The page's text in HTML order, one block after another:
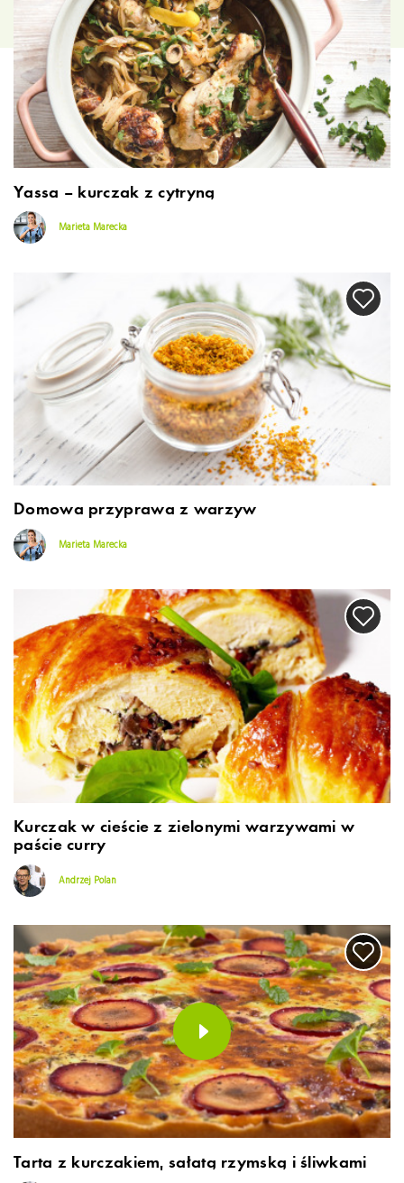
Yassa – kurczak z cytryną
Marieta Marecka
Domowa przyprawa z warzyw
Marieta Marecka
Kurczak w cieście z zielonymi warzywami w
paście curry
Andrzej Polan
Tarta z kurczakiem, sałatą rzymską i śliwkami